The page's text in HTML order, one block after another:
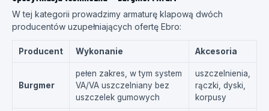
W tej kategorii prowadzimy armaturę klapową dwóch
producentów uzupełniających ofertę Ebro:
Producent Wykonanie Akcesoria
Burgmer
pełen zakres, w tym system
VA/VA uszczelniany bez
uszczelek gumowych
uszczelnienia,
rączki, dyski,
korpusy